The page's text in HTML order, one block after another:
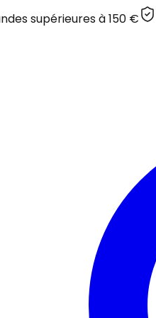
supérieures à 150 €